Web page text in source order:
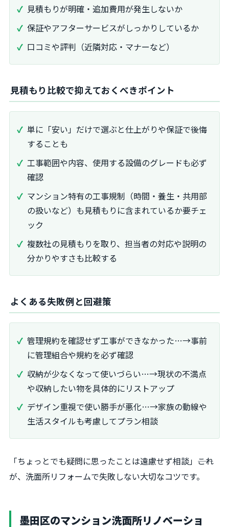
見積もりが明確・追加費用が発生しないか
保証やアフターサービスがしっかりしているか
口コミや評判（近隣対応・マナーなど）
見積もり比較で抑えておくべきポイント
単に「安い」だけで選ぶと仕上がりや保証で後悔
することも
工事範囲や内容、使用する設備のグレードも必ず
確認
マンション特有の工事規制（時間・養生・共用部
の扱いなど）も見積もりに含まれているか要チェ
ック
複数社の見積もりを取り、担当者の対応や説明の
分かりやすさも比較する
よくある失敗例と回避策
管理規約を確認せず工事ができなかった…→事前
に管理組合や規約を必ず確認
収納が少なくなって使いづらい…→現状の不満点
や収納したい物を具体的にリストアップ
デザイン重視で使い勝手が悪化…→家族の動線や
生活スタイルも考慮してプラン相談
「ちょっとでも疑問に思ったことは遠慮せず相談」――これ
が、洗面所リフォームで失敗しない大切なコツです。
墨田区のマンション洗面所リノベーショ